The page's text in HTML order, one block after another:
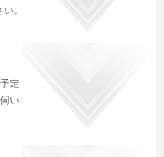
。
定
い